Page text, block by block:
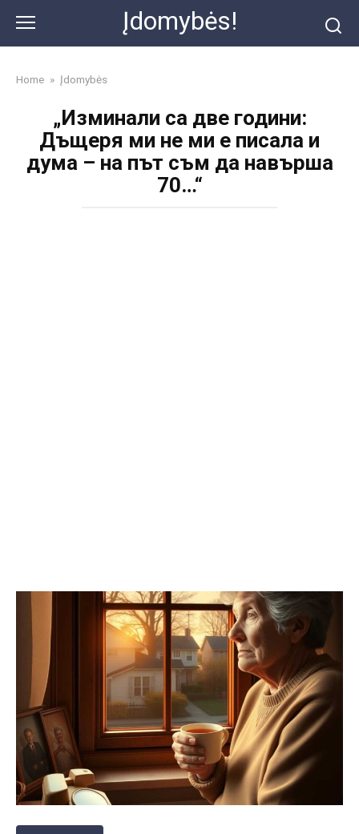
content
Įdomybės!
Home » Įdomybės
„Изминали са две години:
Дъщеря ми не ми е писала и
дума – на път съм да навърша
70…“